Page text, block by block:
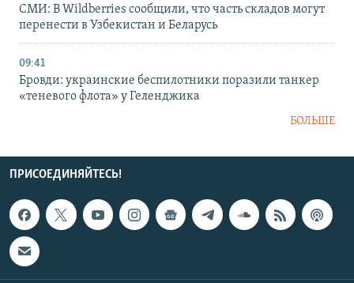
СМИ: В Wildberries сообщили, что часть складов могут
перенести в Узбекистан и Беларусь
09:41
Бровди: украинские беспилотники поразили танкер
«теневого флота» у Геленджика
БОЛЬШЕ
ПРИСОЕДИНЯЙТЕСЬ!